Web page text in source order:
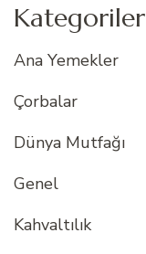
Kategoriler
Ana Yemekler
Çorbalar
Dünya Mutfağı
Genel
Kahvaltılık